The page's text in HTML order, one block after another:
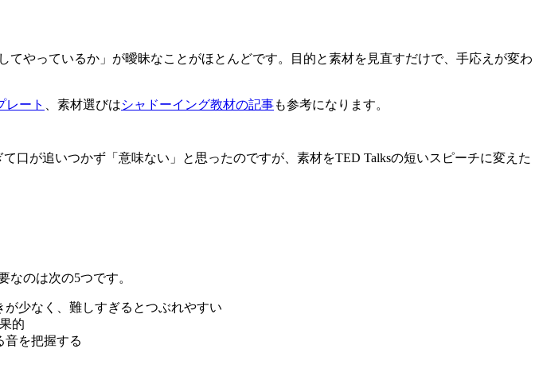
やっているか」が曖昧なことがほとんどです。目的と素材を見直すだけで、手応えが変わ
レート 、素材選びはシャドーイング教材の記事も参考になります。
口が追いつかず「意味ない」と思ったのですが、素材をTED Talksの短いスピーチに変えた
なのは次の5つです。
少なく、難しすぎるとつぶれやすい
的
音を把握する